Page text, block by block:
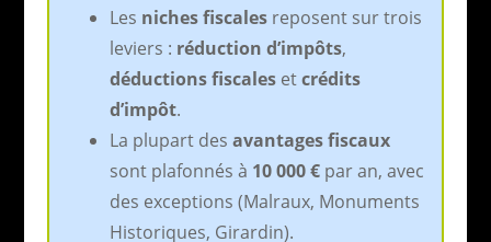
Les niches fiscalesreposent sur trois
leviers : réduction d’impôts,
déductions fiscalesetcrédits
d’impôt.
La plupart des avantages fiscaux
sont plafonnés à 10 000 €par an, avec
des exceptions (Malraux, Monuments
Historiques, Girardin).